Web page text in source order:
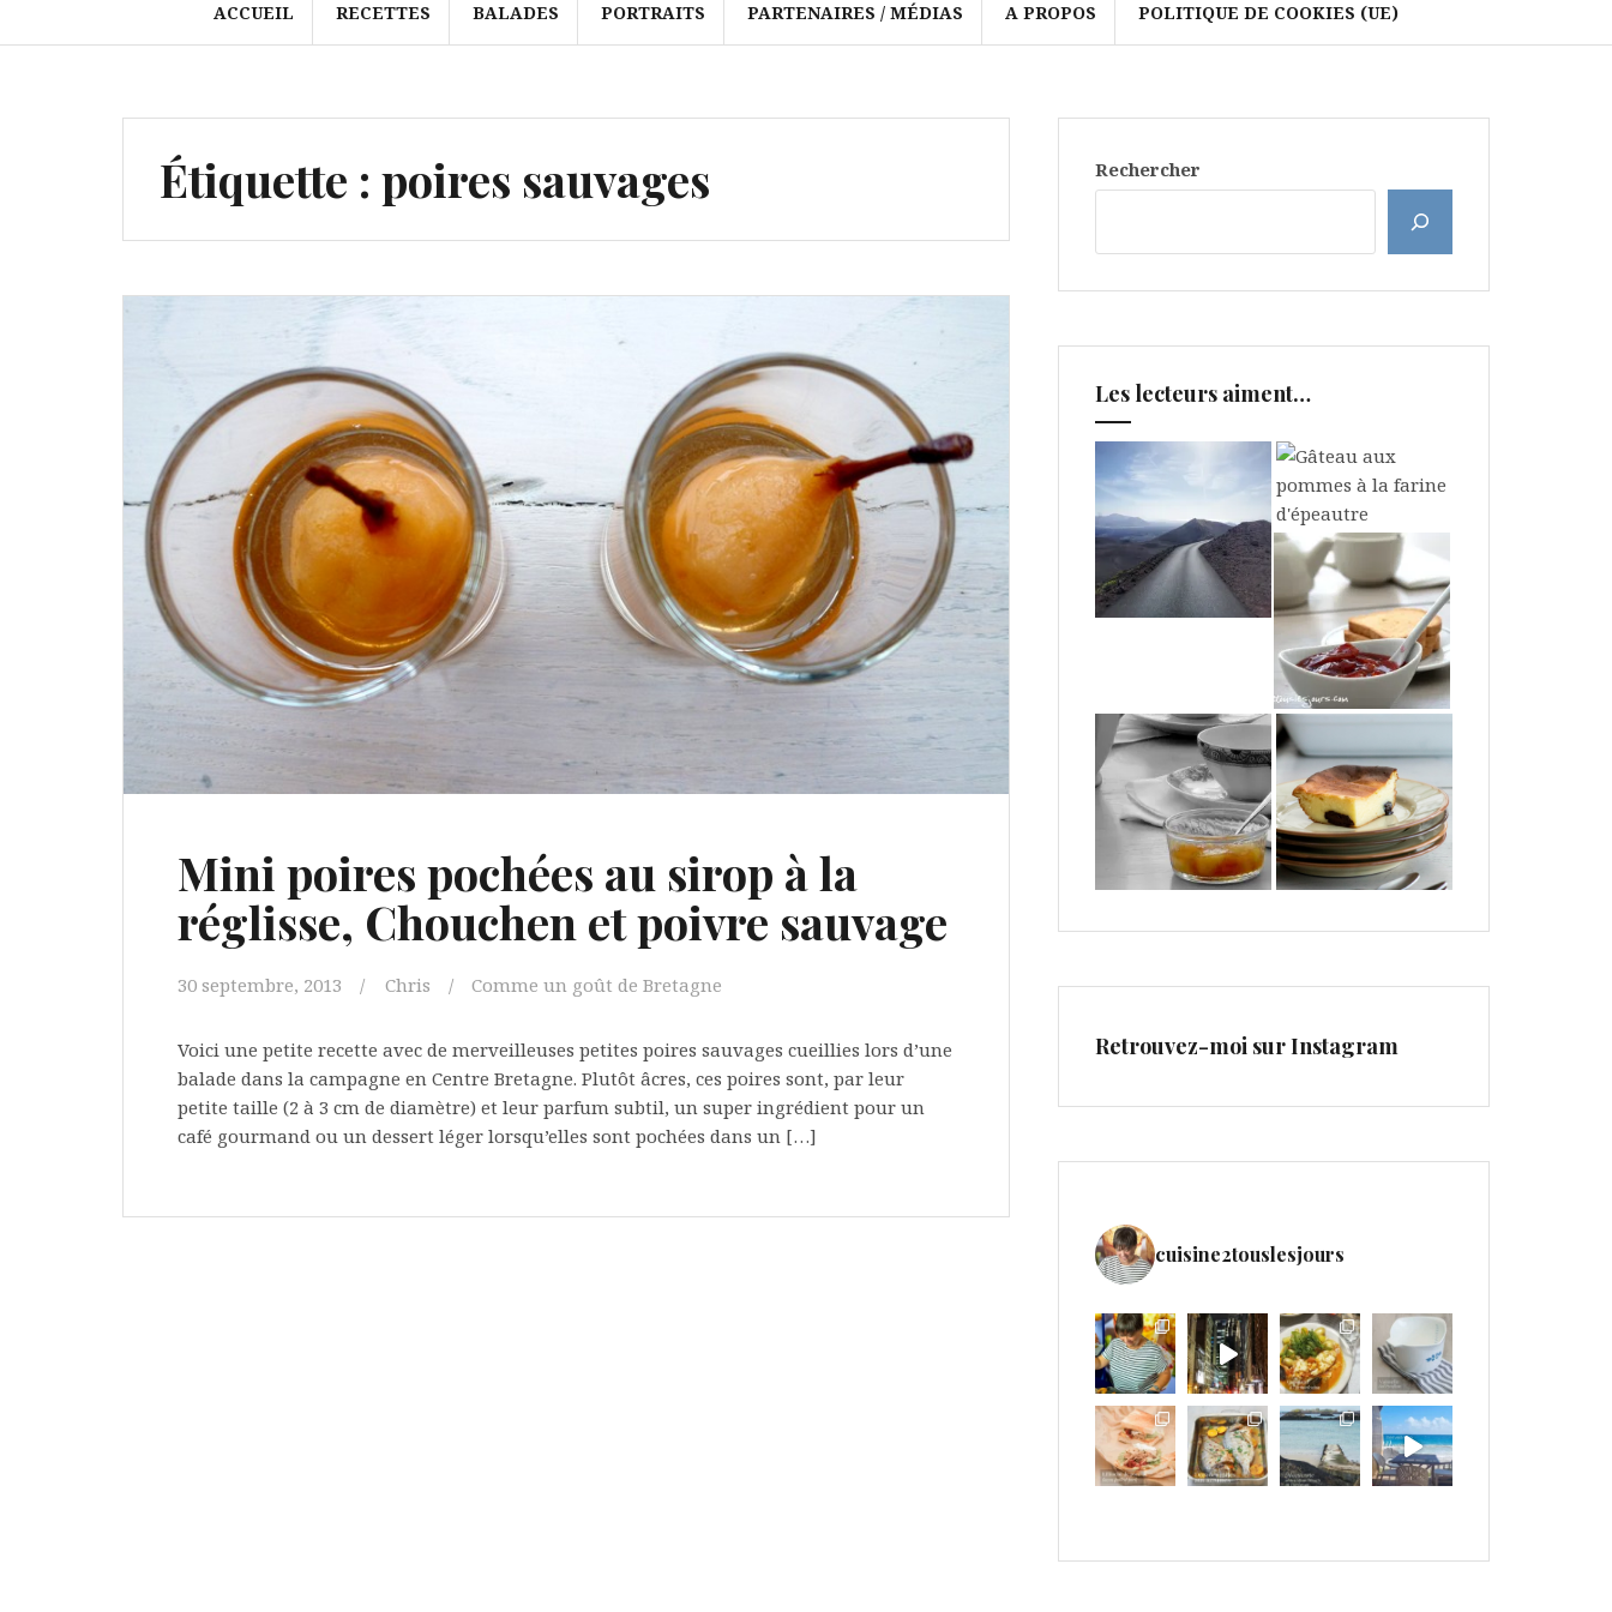
ACCUEIL RECETTES BALADES PORTRAITS PARTENAIRES / MÉDIAS A PROPOS POLITIQUE DE COOKIES (UE)
Étiquette : poires sauvages
Mini poires pochées au sirop à la
réglisse, Chouchen et poivre sauvage
30 septembre, 2013 Chris Comme un goût de Bretagne
Voici une petite recette avec de merveilleuses petites poires sauvages cueillies lors d’une
balade dans la campagne en Centre Bretagne. Plutôt âcres, ces poires sont, par leur
petite taille (2 à 3 cm de diamètre) et leur parfum subtil, un super ingrédient pour un
café gourmand ou un dessert léger lorsqu’elles sont pochées dans un […]
Rechercher
Les lecteurs aiment…
Retrouvez-moi sur Instagram
cuisine2touslesjours